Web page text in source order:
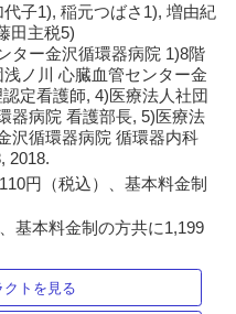
子1), 稲元つばさ1), 増由紀
田主税5)
ター金沢循環器病院 1)8階
ノ川 心臓血管センター金
定看護師, 4)医療法人社団
器病院 看護部長, 5)医療法
沢循環器病院 循環器内科
2018.
円（税込）、基本料金制
基本料金制の方共に1,199
クトを見る